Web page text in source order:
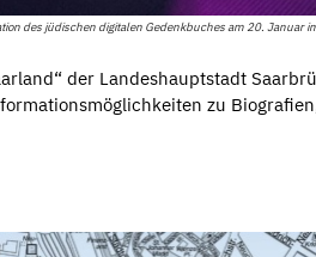
des jüdischen digitalen Gedenkbuches am 20. Januar
der Landeshauptstadt
zu